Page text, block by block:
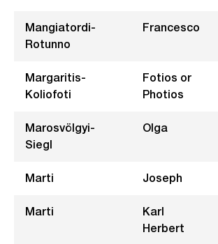
Mangiatordi-
Rotunno
Francesco
Margaritis-
Koliofoti
Fotios or
Photios
Marosvölgyi-
Siegl
Olga
Marti Joseph
Marti
Karl
Herbert